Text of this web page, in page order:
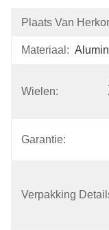
Plaats Van
Materiaal:
Wielen:
Garantie:
Verpakking